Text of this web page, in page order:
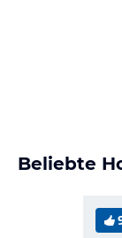
Beliebte